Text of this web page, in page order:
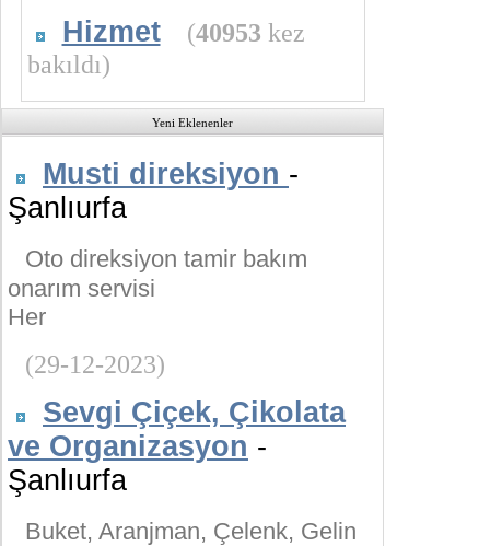
Hizmet (40953 kez
bakıldı)
Yeni Eklenenler
Musti direksiyon -
Şanlıurfa
Oto direksiyon tamir bakım
onarım servisi
Her
(29-12-2023)
Sevgi Çiçek, Çikolata
ve Organizasyon -
Şanlıurfa
Buket, Aranjman, Çelenk, Gelin